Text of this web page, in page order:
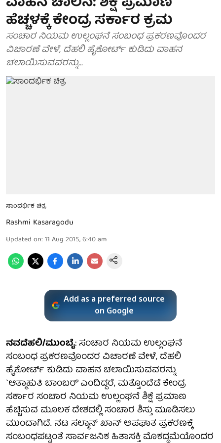
ಹೆಚ್ಚಳಕ್ಕೆ ಕೇಂದ್ರ ಸರ್ಕಾರ ಕ್ರಮ
ಸಂಚಾರ ನಿಯಮ ಉಲ್ಲಂಘನೆ ಸಂಬಂಧ ಪ್ರಕರಣವೊಂದರ
ವಿಚಾರಣೆ ವೇಳೆ, ದೆಹಲಿ ಹೈಕೋರ್ಟ್ ಕುಡಿದು ವಾಹನ
ಚಲಾಯಿಸುವವರನ್ನು...
ಸಾಂದರ್ಭಿಕ ಚಿತ್ರ
Rashmi Kasaragodu
Updated on: 11 Aug 2015, 6:40 am
Add as a preferred source
on Google
ನವದೆಹಲಿ/ಮುಂಬೈ: ಸಂಚಾರ ನಿಯಮ ಉಲ್ಲಂಘನೆ
ಸಂಬಂಧ ಪ್ರಕರಣವೊಂದರ ವಿಚಾರಣೆ ವೇಳೆ, ದೆಹಲಿ
ಹೈಕೋರ್ಟ್ ಕುಡಿದು ವಾಹನ ಚಲಾಯಿಸುವವರನ್ನು
`ಆತ್ಮಾಹುತಿ ಬಾಂಬರ್' ಎಂದಿದ್ದರೆ, ಮತ್ತೊಂದೆಡೆ ಕೇಂದ್ರ
ಸರ್ಕಾರ ಸಂಚಾರ ನಿಯಮ ಉಲ್ಲಂಘನೆ ಶಿಕ್ಷೆ ಪ್ರಮಾಣ
ಹೆಚ್ಚಿಸುವ ಮೂಲಕ ದೇಶದಲ್ಲಿ ಸಂಚಾರ ಶಿಸ್ತು ಮೂಡಿಸಲು
ಮುಂದಾಗಿದೆ. ನಟ ಸಲ್ಮಾನ್ ಖಾನ್ ಅಪಘಾತ ಪ್ರಕರಣಕ್ಕೆ
ಸಂಬಂಧಪಟ್ಟಂತೆ ಸಾರ್ವಜನಿಕ ಹಿತಾಸಕ್ತಿ ಮೊಕದ್ದಮೆಯೊಂದರ